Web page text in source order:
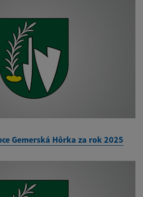
Gemerská Hôrka za rok 2025